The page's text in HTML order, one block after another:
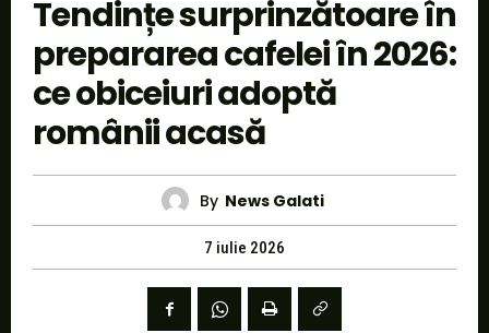
Tendințe surprinzătoare în
prepararea cafelei în 2026:
ce obiceiuri adoptă
românii acasă
By News Galati
7 iulie 2026